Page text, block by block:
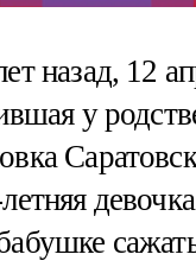
назад, 12
у